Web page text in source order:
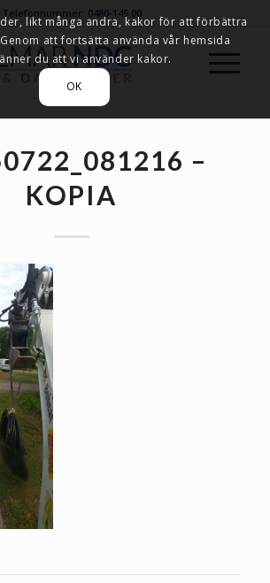
Telefonnummer: 0480-149 00
–
KOPIA
likt många andra, kakor för att förbättra
att fortsätta använda vår hemsida
du att vi använder kakor.
OK